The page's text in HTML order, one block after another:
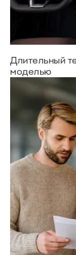
Длительный
моделью
от 2 999 000 ₽
T7
от 2 555 000 ₽